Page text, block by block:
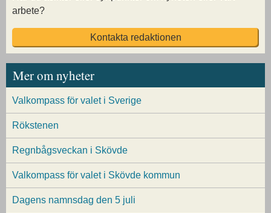
arbete?
Kontakta redaktionen
Mer om nyheter
Valkompass för valet i Sverige
Rökstenen
Regnbågsveckan i Skövde
Valkompass för valet i Skövde kommun
Dagens namnsdag den 5 juli